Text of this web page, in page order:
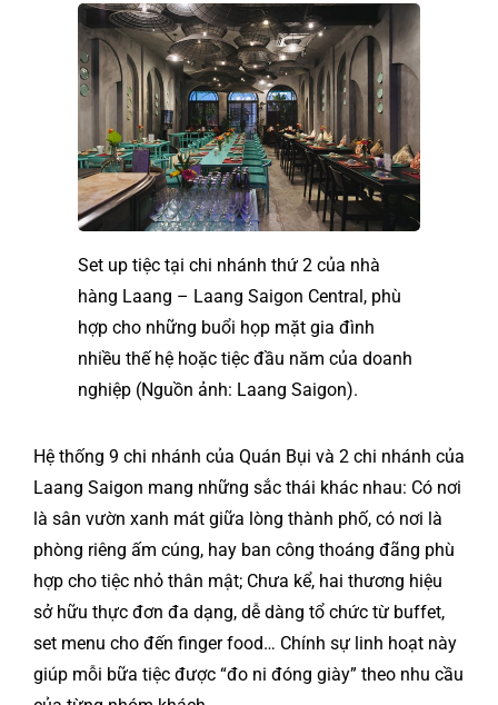
Set up tiệc tại chi nhánh thứ 2 của nhà
hàng Laang – Laang Saigon Central, phù
hợp cho những buổi họp mặt gia đình
nhiều thế hệ hoặc tiệc đầu năm của doanh
nghiệp (Nguồn ảnh: Laang Saigon).
Hệ thống 9 chi nhánh của Quán Bụi và 2 chi nhánh của
Laang Saigon mang những sắc thái khác nhau: Có nơi
là sân vườn xanh mát giữa lòng thành phố, có nơi là
phòng riêng ấm cúng, hay ban công thoáng đãng phù
hợp cho tiệc nhỏ thân mật; Chưa kể, hai thương hiệu
sở hữu thực đơn đa dạng, dễ dàng tổ chức từ buffet,
set menu cho đến finger food… Chính sự linh hoạt này
giúp mỗi bữa tiệc được “đo ni đóng giày” theo nhu cầu